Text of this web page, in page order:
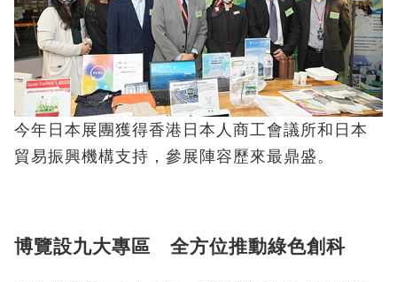
今年日本展團獲得香港日本人商工會議所和日本
貿易振興機構支持，參展陣容歷來最鼎盛。
博覽設九大專區 全方位推動綠色創科